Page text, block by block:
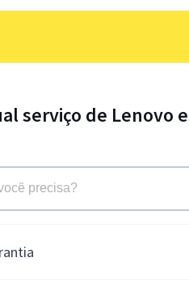
serviço de Lenovo